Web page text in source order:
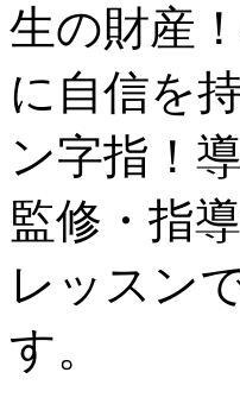
生の財産
に自信を
ン字指！
監修・指
レッスン
す。